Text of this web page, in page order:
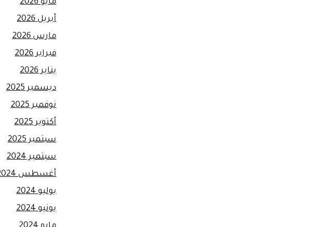
مايو 2026
أبريل 2026
مارس 2026
فبراير 2026
يناير 2026
ديسمبر 2025
نوفمبر 2025
أكتوبر 2025
سبتمبر 2025
سبتمبر 2024
أغسطس 2024
يوليو 2024
يونيو 2024